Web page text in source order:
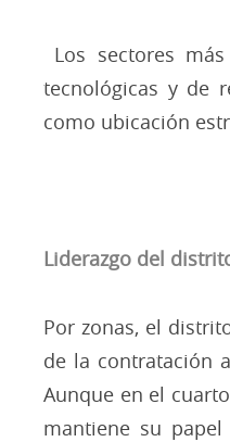
Los sectores
tecnológicas y de
como ubicación
Liderazgo del
Por zonas, el
de la contratación
Aunque en el
mantiene su